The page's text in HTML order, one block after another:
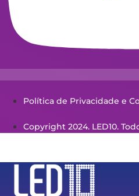
Política de Privacidade e
Copyright 2024. LED10.